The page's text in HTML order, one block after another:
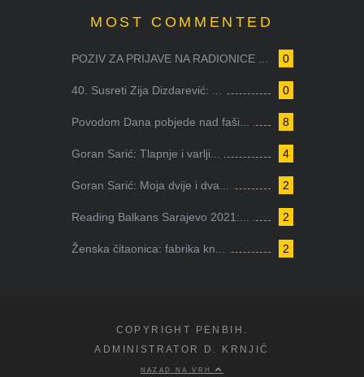
MOST COMMENTED
0
POZIV ZA PRIJAVE NA RADIONICE ...
0
40. Susreti Zija Dizdarević: ...
8
Povodom Dana pobjede nad faši...
4
Goran Sarić: Tlapnje i varlji...
2
Goran Sarić: Moja dvije i dva...
2
Reading Balkans Sarajevo 2021:...
2
Ženska čitaonica: fabrika kn...
COPYRIGHT PENBIH.
ADMINISTRATOR D. KRNJIĆ
NAZAD NA VRH